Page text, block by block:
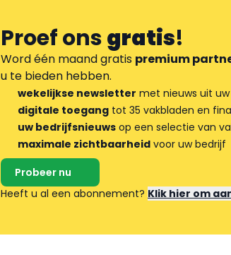
Proef onsgratis!
Word één maand gratis premium
u te bieden hebben.
wekelijkse newsletter met nieuws uit
digitale toegang tot 35 vakbladen en
uw bedrijfsnieuws op een selectie van
maximale zichtbaarheid voor uw bedrijf
Probeer nu
Heeft u al een abonnement? Klik hier om